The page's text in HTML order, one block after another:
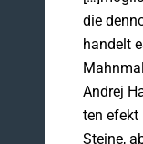
die
handelt
Andrej
ten efekt
Steine,